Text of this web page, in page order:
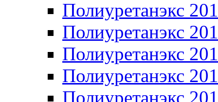
Полиуретанэкс
Полиуретанэкс
Полиуретанэкс
Полиуретанэкс
Полиуретанэкс